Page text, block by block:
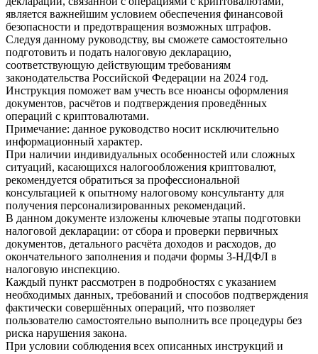
является важнейшим условием обеспечения финансовой
безопасности и предотвращения возможных штрафов.
Следуя данному руководству, вы сможете самостоятельно
подготовить и подать налоговую декларацию,
соответствующую действующим требованиям
законодательства Российской Федерации на 2024 год.
Инструкция поможет вам учесть все нюансы оформления
документов, расчётов и подтверждения проведённых
операций с криптовалютами.
Примечание: данное руководство носит исключительно
информационный характер.
При наличии индивидуальных особенностей или сложных
ситуаций, касающихся налогообложения криптовалют,
рекомендуется обратиться за профессиональной
консультацией к опытному налоговому консультанту для
получения персонализированных рекомендаций.
В данном документе изложены ключевые этапы подготовки
налоговой декларации: от сбора и проверки первичных
документов, детального расчёта доходов и расходов, до
окончательного заполнения и подачи формы 3-НДФЛ в
налоговую инспекцию.
Каждый пункт рассмотрен в подробностях с указанием
необходимых данных, требований и способов подтверждения
фактически совершённых операций, что позволяет
пользователю самостоятельно выполнить все процедуры без
риска нарушения закона.
При условии соблюдения всех описанных инструкций и